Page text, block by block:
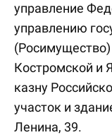
управление
управлению
Костромской и
казну
участок и
Ленина, 39.